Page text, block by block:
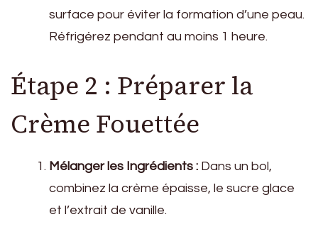
surface pour éviter la formation d’une peau.
Réfrigérez pendant au moins 1 heure.
Étape 2 : Préparer la
Crème Fouettée
Mélanger les Ingrédients : Dans un bol,
combinez la crème épaisse, le sucre glace
et l’extrait de vanille.